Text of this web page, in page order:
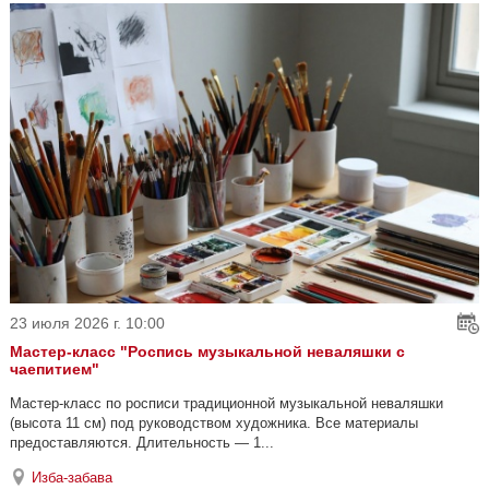
23 июля 2026 г. 10:00
Мастер-класс "Роспись музыкальной неваляшки с
чаепитием"
Мастер-класс по росписи традиционной музыкальной неваляшки
(высота 11 см) под руководством художника. Все материалы
предоставляются. Длительность — 1...
Изба-забава